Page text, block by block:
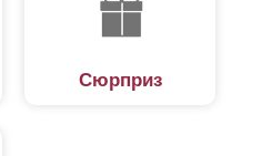
Сюрприз